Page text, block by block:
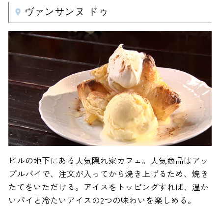
ヴァンサンヌ ドゥ
ビルの地下にある人気隠れ家カフェ。人気商品はアッ
プルパイで、注文が入ってから焼き上げるため、焼き
たてをいただける。アイスをトッピングすれば、温か
いパイと冷たいアイスの2つの味わいを楽しめる。